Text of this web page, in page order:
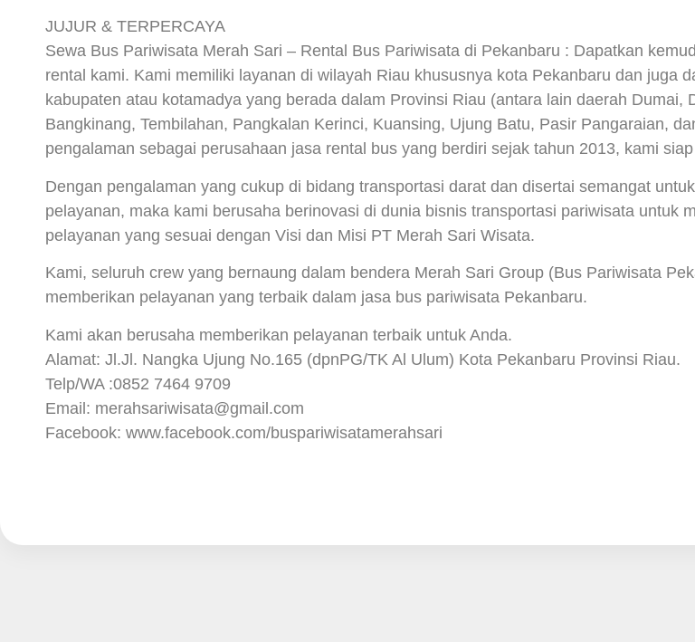
JUJUR & TERPERCAYA
Sewa Bus Pariwisata Merah Sari – Rental Bus Pariwisata di Pekanbaru : Dapatkan
rental kami. Kami memiliki layanan di wilayah Riau khususnya kota Pekanbaru dan juga
kabupaten atau kotamadya yang berada dalam Provinsi Riau (antara lain daerah Dumai,
Bangkinang, Tembilahan, Pangkalan Kerinci, Kuansing, Ujung Batu, Pasir Pangaraian,
pengalaman sebagai perusahaan jasa rental bus yang berdiri sejak tahun 2013, kami
Dengan pengalaman yang cukup di bidang transportasi darat dan disertai semangat
pelayanan, maka kami berusaha berinovasi di dunia bisnis transportasi pariwisata untuk
pelayanan yang sesuai dengan Visi dan Misi PT Merah Sari Wisata.
Kami, seluruh crew yang bernaung dalam bendera Merah Sari Group (Bus Pariwisata
memberikan pelayanan yang terbaik dalam jasa bus pariwisata Pekanbaru.
Kami akan berusaha memberikan pelayanan terbaik untuk Anda.
Alamat: Jl.Jl. Nangka Ujung No.165 (dpnPG/TK Al Ulum) Kota Pekanbaru Provinsi Riau.
Telp/WA :0852 7464 9709
Email: merahsariwisata@gmail.com
Facebook: www.facebook.com/buspariwisatamerahsari